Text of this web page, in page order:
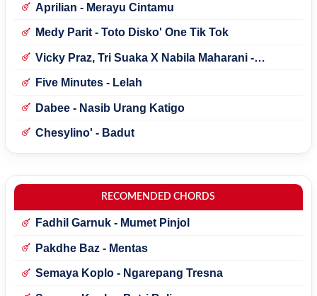
Aprilian - Merayu Cintamu
Medy Parit - Toto Disko' One Tik Tok
Vicky Praz, Tri Suaka X Nabila Maharani -
Five Minutes - Lelah
Dabee - Nasib Urang Katigo
Chesylino' - Badut
RECOMENDED CHORDS
Fadhil Garnuk - Mumet Pinjol
Pakdhe Baz - Mentas
Semaya Koplo - Ngarepang Tresna